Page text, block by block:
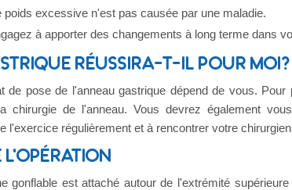
poids excessive n'est pas causée par une maladie.
à apporter des changements à long terme dans
RÉUSSIRA-T-IL POUR MOI?
de pose de l'anneau gastrique dépend de vous.
chirurgie de l'anneau. Vous devrez également
l'exercice régulièrement et à rencontrer votre
gonflable est attaché autour de l'extrémité